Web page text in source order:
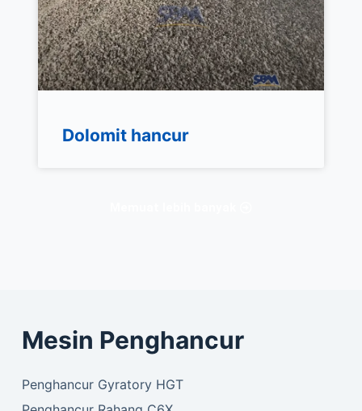
Dolomit hancur
Mesin Penghancur
Penghancur Gyratory HGT